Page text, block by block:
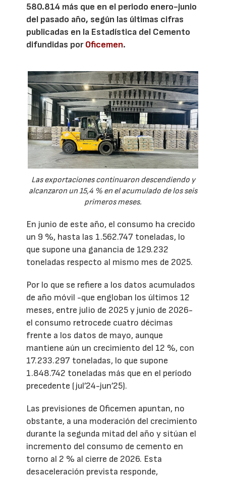
580.814 más que en el periodo enero-junio
del pasado año, según las últimas cifras
publicadas en la Estadística del Cemento
difundidas porOficemen.
Las exportaciones continuaron descendiendo y
alcanzaron un 15,4 % en el acumulado de los seis
primeros meses.
En junio de este año, el consumo ha crecido
un 9 %, hasta las 1.562.747 toneladas, lo
que supone una ganancia de 129.232
toneladas respecto al mismo mes de 2025.
Por lo que se refiere a los datos acumulados
de año móvil -que engloban los últimos 12
meses, entre julio de 2025 y junio de 2026-
el consumo retrocede cuatro décimas
frente a los datos de mayo, aunque
mantiene aún un crecimiento del 12 %, con
17.233.297 toneladas, lo que supone
1.848.742 toneladas más que en el período
precedente (jul’24-jun’25).
Las previsiones de Oficemen apuntan, no
obstante, a una moderación del crecimiento
durante la segunda mitad del año y sitúan el
incremento del consumo de cemento en
torno al 2 % al cierre de 2026. Esta
desaceleración prevista responde,